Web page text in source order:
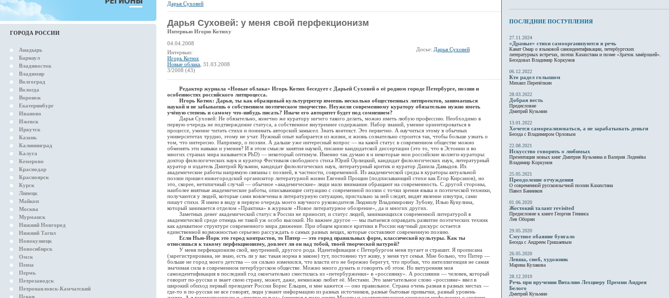
ГОРОДА РОССИИ
Анадырь
Барнаул
Владивосток
Владимир
Волгоград
Вологда
Воронеж
Екатеринбург
Иваново
Ижевск
Иркутск
Казань
Калининград
Калуга
Кемерово
Краснодар
Красноярск
Курск
Липецк
Майкоп
Москва
Мурманск
Нижний Новгород
Нижний Тагил
Новокузнецк
Новосибирск
Омск
Пенза
Пермь
Петрозаводск
Петропавловск-Камчатский
Псков
Дарья Суховей
Дарья Суховей: у меня свой перфекционизм
Интервью Игорю Котюху
04.04.2008
Интервью:
Игорь Котюх
Новые облака , 31.03.2008
3/2008 (43)
Досье: Дарья Суховей
Редактор журнала «Новые облака» Игорь Котюх беседует с Дарьей Суховей о её родном городе Петербурге, поэзии и
особенностях российского литпроцесса.
Игорь Котюх: Дарья, ты как образцовый культуртрегер имеешь несколько общественных литпроектов, занимаешься
наукой и не забываешь о собственном поэтическом творчестве. Неужели современному куратору обязательно нужно иметь
учёную степень и самому что-нибудь писать? Иначе его авторитет будет под сомнением?
Дарья Суховей: Не обязательно, конечно же куратору ничего такого делать, можно иметь любую профессию. Необходимо в
первую очередь не подтверждение статуса, а собственное внутреннее содержание. Набор знаний, умение ориентироваться в
процессе, умение читать стихи и понимать авторский замысел. Знать контекст. Это первично. А научиться этому в обычных
университетах трудно, этому не учат. Нужный опыт набирается из жизни, и жизнь сознательно строится так, чтобы больше узнать о
том, что интересно. Например, о поэзии. А дальше уже интересный вопрос — на какой статус в современном обществе можно
обменять эти навыки и умения? И в этом смысле занятия наукой, писание кандидатской диссертации (это то, что в Эстонии и во
многих странах мира называется PhD) — некоторый оптимум. Именно так думаю я и некоторые мои российские коллеги-кураторы:
доктор филологических наук и куратор Фестиваля свободного стиха Юрий Орлицкий, кандидат филологических наук, литературный
куратор и издатель Дмитрий Кузьмин, кандидат филологических наук, литературный критик и куратор Данила Давыдов. Их
академические работы напрямую связаны с поэзией, в частности, современной. Из академической среды в кураторы актуальной
поэзии пришел нижегородский организатор литературной жизни Евгений Прощин (подписывающий стихи как Егор Кирсанов), но
это, скорее, нетипичный случай — обычное «академические» люди мало внимания обращают на современность. С другой стороны,
наиболее внятные академические работы, описывающие ситуацию с современной поэзии с точки зрения языка и поэтической техники,
получаются у людей, которые сами вовлечены в литературную ситуацию, пристально за ней следят, видят явление изнутри, сами
пишут стихи. Я имею в виду в первую очередь моего научного руководителя Людмилу Владимировну Зубову, Илью Кукулина,
который занимается отделом «Практика» в журнале «Новое литературное обозрение», да и многих других.
Заметных денег академический статус в России не приносит, и статус людей, занимающихся современной литературой в
академической среде отнюдь не такой уж особо высокий. Но важнее другое — мы пытаемся оправдать развитие поэтических техник
как адекватное структуре современного мира движение. При общем кризисе критики в России научный дискурс остается
единственной возможностью серьезно рассуждать о самых разных вещах, которые составляют современную поэзию.
Если Нью-Йорк это город контрастов, то Питер — это город правильных форм, классической культуры. Как ты
относишься к такому перфекционизму, довлеет ли он над тобой, твоей творческой натурой?
У меня перфекционизм свой, внутренний, другого рода. Идентификация с Петербургом меня пугает и страшит. Я прописана
(зарегистрирована, не знаю, есть ли у вас такая норма в законе) тут, постоянно тут живу, у меня тут семья. Мне больно, что Питер —
больше не город моего детства — он сильно изменился, что власти его не бережно берегут, что пробки, что интеллигенция не самая
значимая сила в современном петербургском обществе. Можно много думать и говорить об этом. Но внтуренняя моя
самоидентификация в последний год окончательно сместилась из «петербурженки» в «россиянку». А россиянин — человек, который
говорит по-русски и знает свою страну, может, даже, немножко любит её. Местами. Это замечательное слово «россияне» ввел в
широкий обиход первый президент России Борис Ельцин, и мне кажется — оно правильное. Страна очень разная в разных местах —
где-то и по-русски не все говорят, люди узнают информацию из разных источников, разные бытовые привычки, разный уровень
ПОСЛЕДНИЕ ПОСТУПЛЕНИЯ
27.11.2024
«Драные» стихи самоорганизуются в речь
Канат Омар о языковой самоидентификации, петербургских
литературных встречах, поэтах Казахстана и поэме «Зрачок замёрзшей».
Беседовал Владимир Коркунов
06.12.2022
Кто радел голышом
Михаил Перепёлкин
28.03.2022
Добрая весть
Предисловие
Дмитрий Кузьмин
13.01.2022
Хочется самореализоваться, а не зарабатывать деньги
Беседа с Владимиром Орловым
22.08.2021
Искусство говорить о любимых
Презентация новых книг Дмитрия Кузьмина и Валерия Леденёва
Владимир Коркунов
25.05.2021
Преодоление отчуждения
О современной русскоязычной поэзии Казахстана
Павел Банников
01.06.2020
Жестокий талант revisited
Предисловие к книге Георгия Генниса
Лев Оборин
29.05.2020
Смутное обаяние бунгало
Беседа с Андреем Гришаевым
26.05.2020
Левша, сноб, художник
Марина Кулакова
28.12.2019
Речь при вручении Виталию Лехциеру Премии Андрея
Белого
Дмитрий Кузьмин